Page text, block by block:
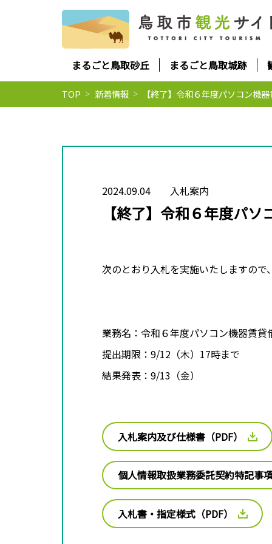
まるごと鳥取砂丘 まるごと鳥取城跡
TOP 新着情報 【終了】令和６年度パソコン機
【終了】令和６年度パ
2024.09.04 入札案内
次のとおり入札を実施いたしますの
業務名：令和６年度パソコン機器賃貸
提出期限：9/12（木）17時まで
結果発表：9/13（金）
入札案内及び仕様書（PDF）
個人情報取扱業務委託契約特記事
入札書・指定様式（PDF）